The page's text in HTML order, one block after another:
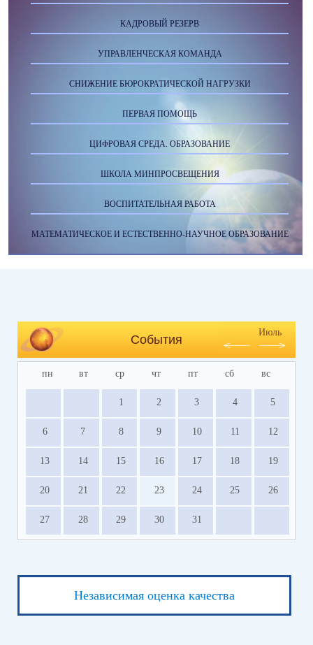
КАДРОВЫЙ РЕЗЕРВ
УПРАВЛЕНЧЕСКАЯ КОМАНДА
СНИЖЕНИЕ БЮРОКРАТИЧЕСКОЙ НАГРУЗКИ
ПЕРВАЯ ПОМОЩЬ
ЦИФРОВАЯ СРЕДА. ОБРАЗОВАНИЕ
ШКОЛА МИНПРОСВЕЩЕНИЯ
ВОСПИТАТЕЛЬНАЯ РАБОТА
МАТЕМАТИЧЕСКОЕ И ЕСТЕСТВЕННО-НАУЧНОЕ ОБРАЗОВАНИЕ
События
Июль
пн вт ср чт пт сб вс
1 2 3 4 5
6 7 8 9 10 11 12
13 14 15 16 17 18 19
20 21 22 23 24 25 26
27 28 29 30 31
Независимая оценка качества